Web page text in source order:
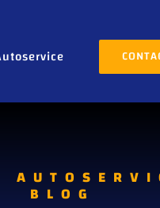
BLOG